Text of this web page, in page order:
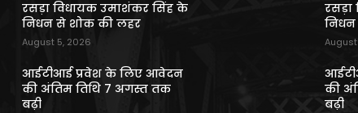
रसड़ा विधायक उमाशंकर सिंह के
निधन से शोक की लहर
August 5, 2026
आईटीआई प्रवेश के लिए आवेदन
की अंतिम तिथि 7 अगस्त तक
बढ़ी
की
बढ़ी